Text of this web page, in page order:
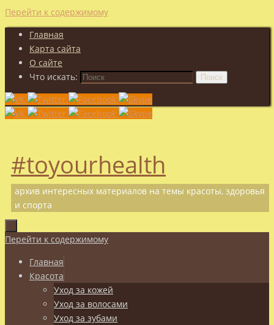
Перейти к содержимому
Главная
Карта сайта
О сайте
Что искать:
Поиск
#toyourhealth
архив интересных материалов на темы красоты, здоровья
и спорта
Перейти к содержимому
Главная
Красота
Уход за кожей
Уход за волосами
Уход за зубами